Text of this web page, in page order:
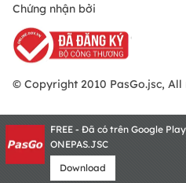
Chứng nhận bởi
© Copyright 2010 PasGo.jsc,
FREE - Đã có trên Google Play
ONEPAS.JSC
Download